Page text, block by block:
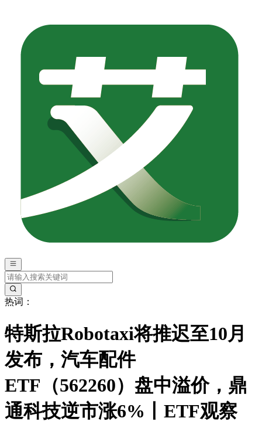
热词：
特斯拉Robotaxi将推迟至10月
发布，汽车配件
ETF（562260）盘中溢价，鼎
通科技逆市涨6%丨ETF观察